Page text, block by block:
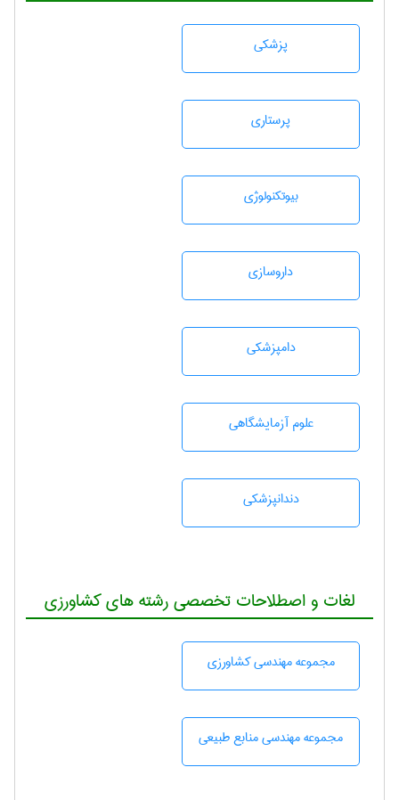
پزشكی
پرستاری
بيوتكنولوژی
داروسازی
دامپزشكی
علوم آزمايشگاهی
دندانپزشكی
لغات و اصطلاحات تخصصی رشته های کشاورزی
مجموعه مهندسی كشاورزی
مجموعه مهندسی منابع طبيعی